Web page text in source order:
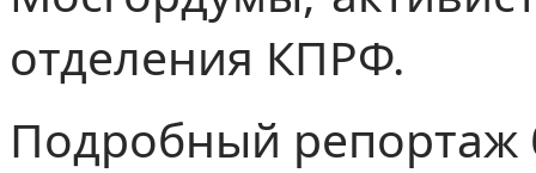
отделения КПРФ.
Подробный репортаж